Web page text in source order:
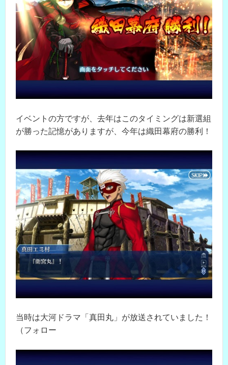
イベントの方ですが、去年はこのタイミングは新選組
が勝った記憶がありますが、今年は織田幕府の勝利！
当時は大河ドラマ「真田丸」が放送されていました！
（フォロー